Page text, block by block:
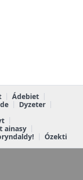
Ádebiet
Dyzeter
ainasy
Ózekti